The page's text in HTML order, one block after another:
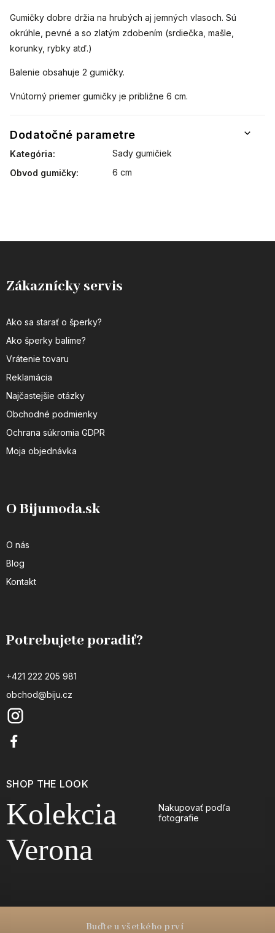
Gumičky dobre držia na hrubých aj jemných vlasoch. Sú
okrúhle, pevné a so zlatým zdobením (srdiečka, mašle,
korunky, rybky atď.)
Balenie obsahuje 2 gumičky.
Vnútorný priemer gumičky je približne 6 cm.
Dodatočné parametre
Kategória:
Sady gumičiek
Obvod gumičky: 6 cm
Zákaznícky servis
Ako sa starať o šperky?
Ako šperky balíme?
Vrátenie tovaru
Reklamácia
Najčastejšie otázky
Obchodné podmienky
Ochrana súkromia GDPR
Moja objednávka
O Bijumoda.sk
O nás
Blog
Kontakt
Potrebujete poradiť?
+421 222 205 981
obchod@biju.cz
SHOP THE LOOK
Kolekcia
Verona
Nakupovať podľa
fotografie